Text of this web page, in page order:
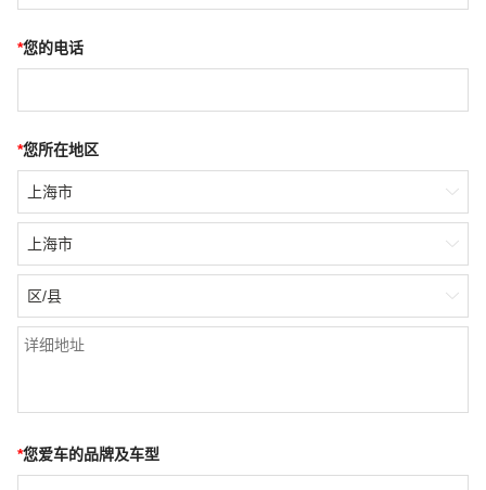
*您的电话
*您所在地区
上海市 
上海市 
区/县 
*您爱车的品牌及车型